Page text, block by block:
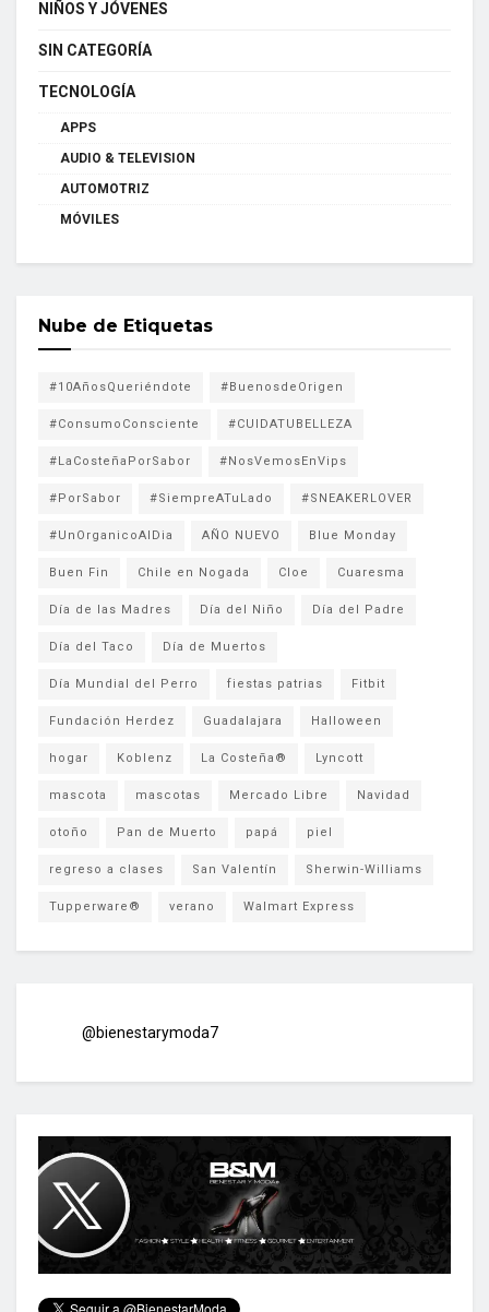
NIÑOS Y JÓVENES
SIN CATEGORÍA
TECNOLOGÍA
APPS
AUDIO & TELEVISION
AUTOMOTRIZ
MÓVILES
Nube de Etiquetas
#10AñosQueriéndote #BuenosdeOrigen
#ConsumoConsciente #CUIDATUBELLEZA
#LaCosteñaPorSabor #NosVemosEnVips
#PorSabor #SiempreATuLado #SNEAKERLOVER
#UnOrganicoAlDia AÑO NUEVO Blue Monday
Buen Fin Chile en Nogada Cloe Cuaresma
Día de las Madres Día del Niño Día del Padre
Día del Taco Día de Muertos
Día Mundial del Perro fiestas patrias Fitbit
Fundación Herdez Guadalajara Halloween
hogar Koblenz La Costeña® Lyncott
mascota mascotas Mercado Libre Navidad
otoño Pan de Muerto papá piel
regreso a clases San Valentín Sherwin-Williams
Tupperware® verano Walmart Express
@bienestarymoda7